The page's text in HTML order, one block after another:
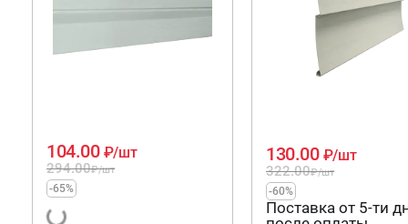
294.00₽/шт
104.00 ₽/шт
-65%
322.00₽/шт
130.00 ₽/шт
-60%
Поставка от 5-ти